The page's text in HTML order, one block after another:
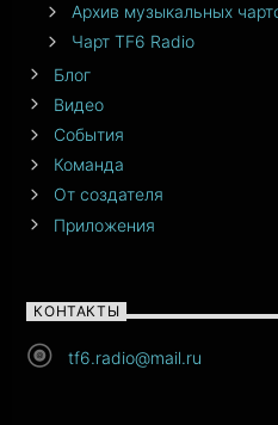
Архив музыкальных
Чарт TF6 Radio
Блог
Видео
События
Команда
От создателя
Приложения
КОНТАКТЫ
tf6.radio@mail.ru